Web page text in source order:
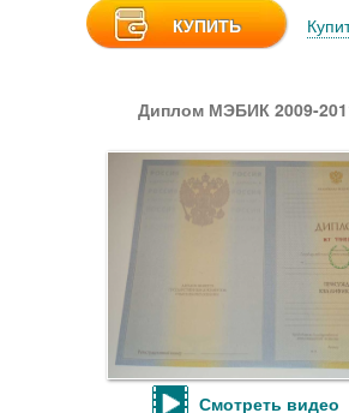
КУПИТЬ
Диплом МЭБИК 2009-
Смотреть видео